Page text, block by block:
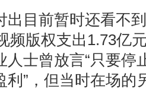
目前暂时还看不到
频版权支出1.73亿
人士曾放言“只要停
”，但当时在场的